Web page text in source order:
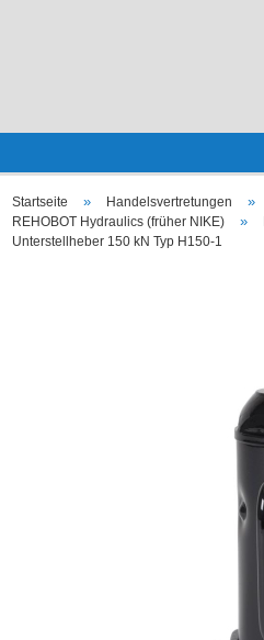
Startseite » Handelsvertretungen »
REHOBOT Hydraulics (früher NIKE) »
Unterstellheber 150 kN Typ H150-1